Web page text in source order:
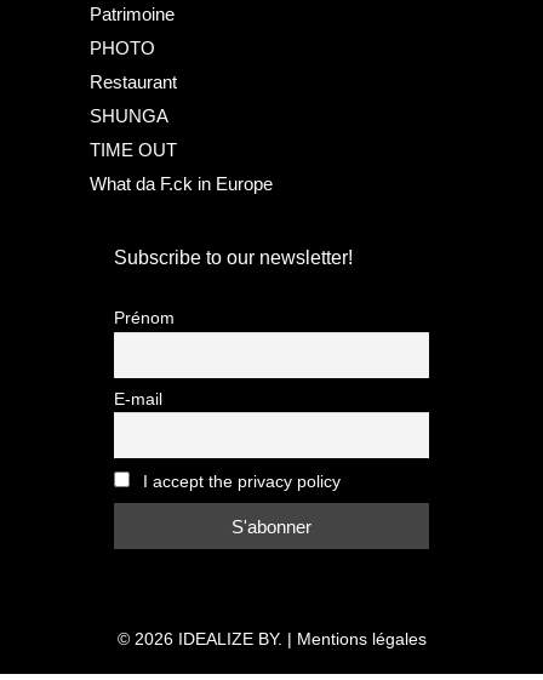
Patrimoine
PHOTO
Restaurant
SHUNGA
TIME OUT
What da F.ck in Europe
Subscribe to our newsletter!
Prénom
E-mail
I accept the privacy policy
© 2026 IDEALIZE BY. | Mentions légales